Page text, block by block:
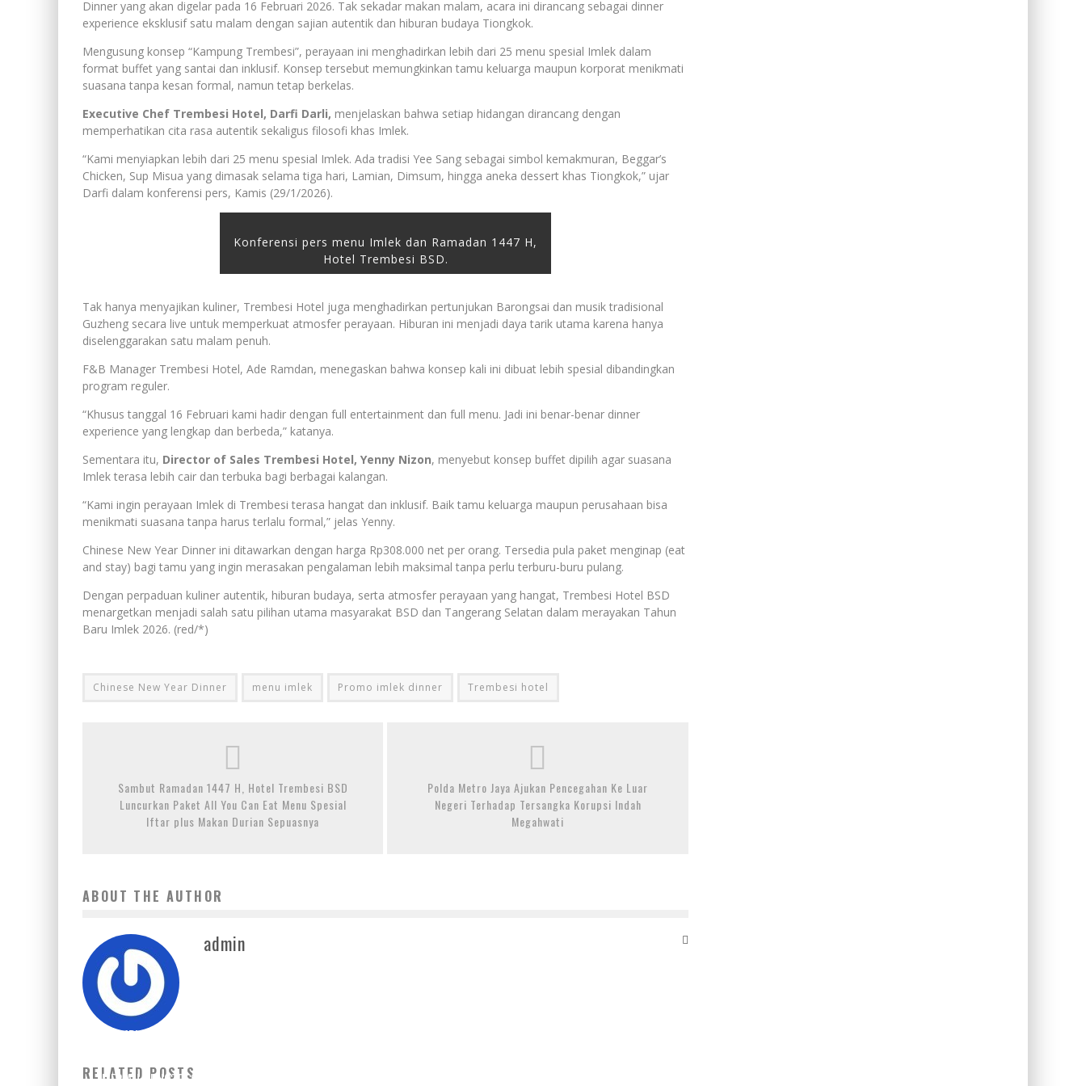
Dinner yang akan digelar pada 16 Februari 2026. Tak sekadar makan malam, acara ini dirancang sebagai dinner
experience eksklusif satu malam dengan sajian autentik dan hiburan budaya Tiongkok.
Mengusung konsep “Kampung Trembesi”, perayaan ini menghadirkan lebih dari 25 menu spesial Imlek dalam
format buffet yang santai dan inklusif. Konsep tersebut memungkinkan tamu keluarga maupun korporat menikmati
suasana tanpa kesan formal, namun tetap berkelas.
Executive Chef Trembesi Hotel, Darfi Darli, menjelaskan bahwa setiap hidangan dirancang dengan
memperhatikan cita rasa autentik sekaligus filosofi khas Imlek.
“Kami menyiapkan lebih dari 25 menu spesial Imlek. Ada tradisi Yee Sang sebagai simbol kemakmuran, Beggar’s
Chicken, Sup Misua yang dimasak selama tiga hari, Lamian, Dimsum, hingga aneka dessert khas Tiongkok,” ujar
Darfi dalam konferensi pers, Kamis (29/1/2026).
Konferensi pers menu Imlek dan Ramadan 1447 H,
Hotel Trembesi BSD.
Tak hanya menyajikan kuliner, Trembesi Hotel juga menghadirkan pertunjukan Barongsai dan musik tradisional
Guzheng secara live untuk memperkuat atmosfer perayaan. Hiburan ini menjadi daya tarik utama karena hanya
diselenggarakan satu malam penuh.
F&B Manager Trembesi Hotel, Ade Ramdan, menegaskan bahwa konsep kali ini dibuat lebih spesial dibandingkan
program reguler.
“Khusus tanggal 16 Februari kami hadir dengan full entertainment dan full menu. Jadi ini benar-benar dinner
experience yang lengkap dan berbeda,” katanya.
Sementara itu, Director of Sales Trembesi Hotel, Yenny Nizon, menyebut konsep buffet dipilih agar suasana
Imlek terasa lebih cair dan terbuka bagi berbagai kalangan.
“Kami ingin perayaan Imlek di Trembesi terasa hangat dan inklusif. Baik tamu keluarga maupun perusahaan bisa
menikmati suasana tanpa harus terlalu formal,” jelas Yenny.
Chinese New Year Dinner ini ditawarkan dengan harga Rp308.000 net per orang. Tersedia pula paket menginap (eat
and stay) bagi tamu yang ingin merasakan pengalaman lebih maksimal tanpa perlu terburu-buru pulang.
Dengan perpaduan kuliner autentik, hiburan budaya, serta atmosfer perayaan yang hangat, Trembesi Hotel BSD
menargetkan menjadi salah satu pilihan utama masyarakat BSD dan Tangerang Selatan dalam merayakan Tahun
Baru Imlek 2026. (red/*)
Chinese New Year Dinner menu imlek Promo imlek dinner Trembesi hotel
Sambut Ramadan 1447 H, Hotel Trembesi BSD
Luncurkan Paket All You Can Eat Menu Spesial
Iftar plus Makan Durian Sepuasnya
Polda Metro Jaya Ajukan Pencegahan Ke Luar
Negeri Terhadap Tersangka Korupsi Indah
Megahwati
ABOUT THE AUTHOR
admin
RELATED POSTS
SAMBUT TAHUN BARU 2026 “KUDA API” DENGAN
MERIAH DI HOTEL SANTIKA PREMIERE ICE-BSD CITY.